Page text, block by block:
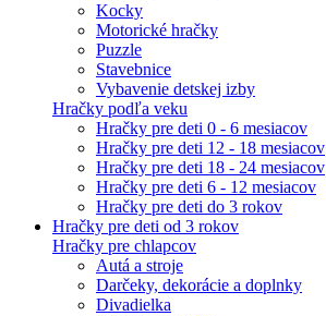
Kocky
Motorické hračky
Puzzle
Stavebnice
Vybavenie detskej izby
Hračky podľa veku
Hračky pre deti 0 - 6 mesiacov
Hračky pre deti 12 - 18 mesiacov
Hračky pre deti 18 - 24 mesiacov
Hračky pre deti 6 - 12 mesiacov
Hračky pre deti do 3 rokov
Hračky pre deti od 3 rokov
Hračky pre chlapcov
Autá a stroje
Darčeky, dekorácie a doplnky
Divadielka